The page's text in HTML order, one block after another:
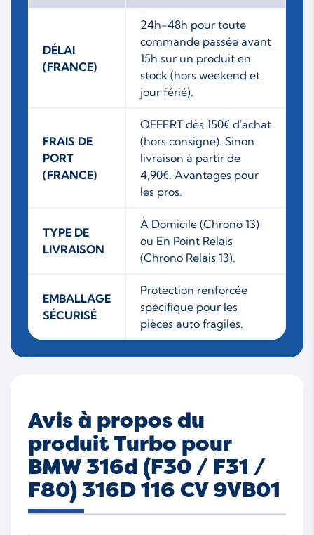
DÉLAI
(FRANCE)
24h-48h pour toute
commande passée avant
15h sur un produit en
stock (hors weekend et
jour férié).
FRAIS DE
PORT
(FRANCE)
OFFERT dès 150€ d'achat
(hors consigne). Sinon
livraison à partir de
4,90€. Avantages pour
les pros.
TYPE DE
LIVRAISON
À Domicile (Chrono 13)
ou En Point Relais
(Chrono Relais 13).
EMBALLAGE
SÉCURISÉ
Protection renforcée
spécifique pour les
pièces auto fragiles.
Avis à propos du
produit Turbo pour
BMW 316d (F30 / F31 /
F80) 316D 116 CV 9VB01